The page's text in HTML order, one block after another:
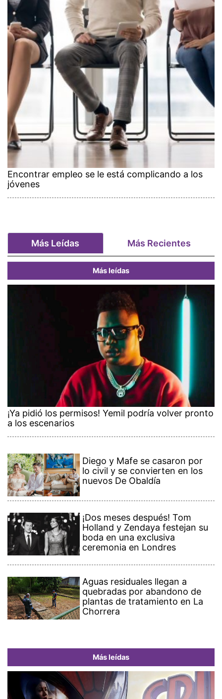
Encontrar empleo se le está complicando a los
jóvenes
Más Leídas Más Recientes
Más leídas
¡Ya pidió los permisos! Yemil podría volver pronto
a los escenarios
Diego y Mafe se casaron por
lo civil y se convierten en los
nuevos De Obaldía
¡Dos meses después! Tom
Holland y Zendaya festejan su
boda en una exclusiva
ceremonia en Londres
Aguas residuales llegan a
quebradas por abandono de
plantas de tratamiento en La
Chorrera
Más leídas